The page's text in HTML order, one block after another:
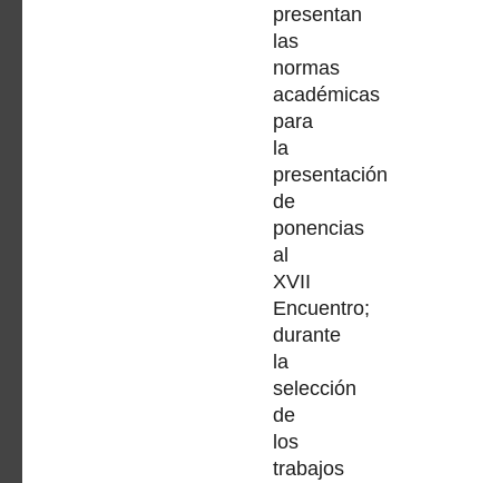
presentan
las
normas
académicas
para
la
presentación
de
ponencias
al
XVII
Encuentro;
durante
la
selección
de
los
trabajos